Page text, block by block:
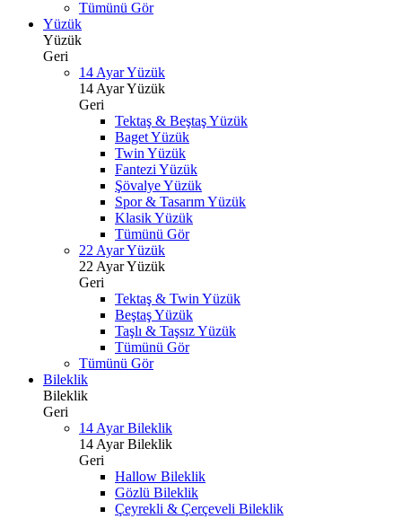
Tümünü Gör
Yüzük
Yüzük
Geri
14 Ayar Yüzük
14 Ayar Yüzük
Geri
Tektaş & Beştaş Yüzük
Baget Yüzük
Twin Yüzük
Fantezi Yüzük
Şövalye Yüzük
Spor & Tasarım Yüzük
Klasik Yüzük
Tümünü Gör
22 Ayar Yüzük
22 Ayar Yüzük
Geri
Tektaş & Twin Yüzük
Beştaş Yüzük
Taşlı & Taşsız Yüzük
Tümünü Gör
Tümünü Gör
Bileklik
Bileklik
Geri
14 Ayar Bileklik
14 Ayar Bileklik
Geri
Hallow Bileklik
Gözlü Bileklik
Çeyrekli & Çerçeveli Bileklik